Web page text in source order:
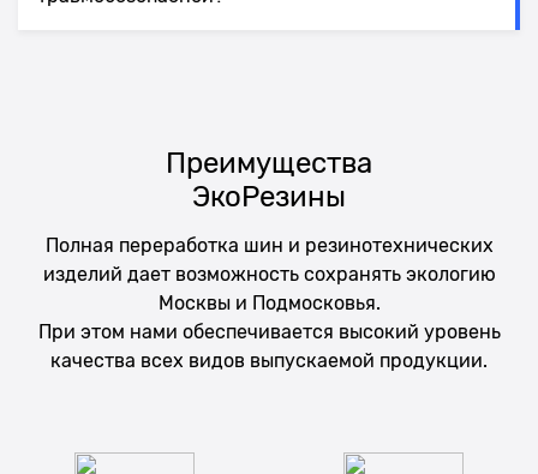
Преимущества
ЭкоРезины
Полная переработка шин и резинотехнических
изделий дает возможность сохранять экологию
Москвы и Подмосковья.
При этом нами обеспечивается высокий уровень
качества всех видов выпускаемой продукции.